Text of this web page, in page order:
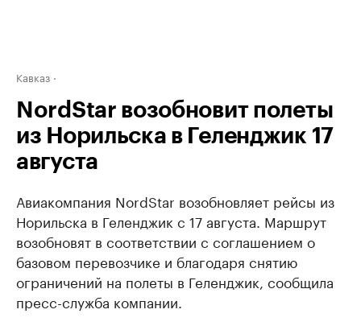
Кавказ
NordStar возобновит полеты
из Норильска в Геленджик 17
августа
Авиакомпания NordStar возобновляет рейсы из
Норильска в Геленджик с 17 августа. Маршрут
возобновят в соответствии с соглашением о
базовом перевозчике и благодаря снятию
ограничений на полеты в Геленджик, сообщила
пресс-служба компании.